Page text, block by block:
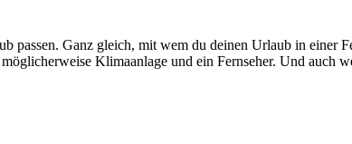
passen. Ganz gleich, mit wem du deinen Urlaub in einer
Klimaanlage und ein Fernseher. Und auch